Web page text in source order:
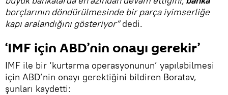
borçlarının döndürülmesinde bir parça iyimserliğe
kapı aralandığını gösteriyor”dedi.
‘IMF için ABD’nin onayı gerekir’
IMF ile bir ‘kurtarma operasyonunun’ yapılabilmesi
için ABD’nin onayı gerektiğini bildiren Boratav,
şunları kaydetti: